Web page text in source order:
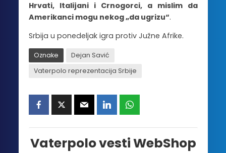
Hrvati, Italijani i Crnogorci, a mislim da
Amerikanci mogu nekog „da ugrizu“.
Srbija u ponedeljak igra protiv Južne Afrike.
Oznake
Dejan Savić
Vaterpolo reprezentacija Srbije
Vaterpolo vesti WebShop